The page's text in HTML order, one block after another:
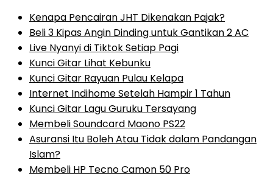
Kenapa Pencairan JHT Dikenakan Pajak?
Beli 3 Kipas Angin Dinding untuk Gantikan 2 AC
Live Nyanyi di Tiktok Setiap Pagi
Kunci Gitar Lihat Kebunku
Kunci Gitar Rayuan Pulau Kelapa
Internet Indihome Setelah Hampir 1 Tahun
Kunci Gitar Lagu Guruku Tersayang
Membeli Soundcard Maono PS22
Asuransi Itu Boleh Atau Tidak dalam Pandangan
Islam?
Membeli HP Tecno Camon 50 Pro